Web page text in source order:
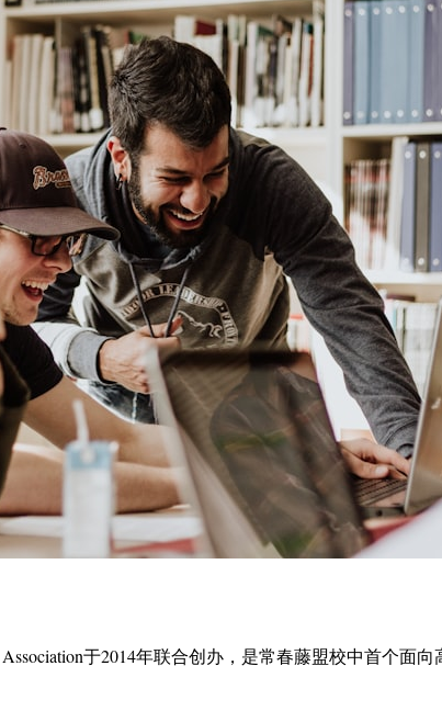
于2014年联合创办，是常春藤盟校中首个面